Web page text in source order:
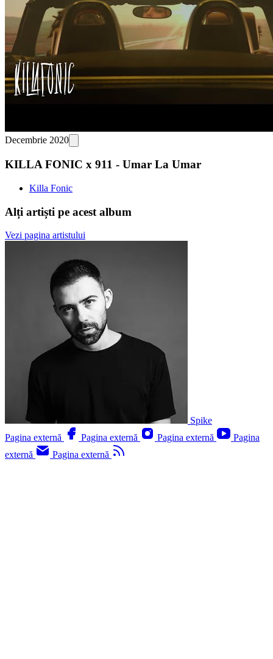
Decembrie 2020
KILLA FONIC x 911 - Umar La Umar
Killa Fonic
Alți artiști pe acest album
Vezi pagina artistului
Spike
Pagina externă
Pagina externă Pagina externă
Pagina
externă
Pagina externă